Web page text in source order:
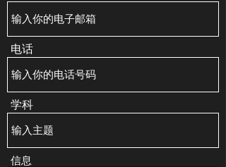
电话
学科
信息